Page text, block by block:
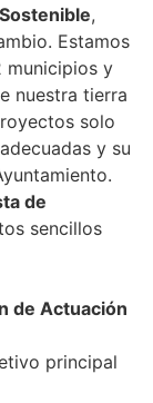
,
Estamos
municipios y
nuestra tierra
solo
y su
de
sencillos
de Actuación
principal